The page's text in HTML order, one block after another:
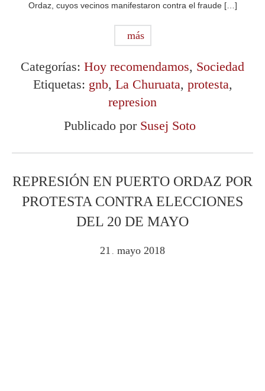
Ordaz, cuyos vecinos manifestaron contra el fraude […]
más
Categorías: Hoy recomendamos, Sociedad
Etiquetas: gnb, La Churuata, protesta,
represion
Publicado por Susej Soto
REPRESIÓN EN PUERTO ORDAZ POR
PROTESTA CONTRA ELECCIONES
DEL 20 DE MAYO
21 . mayo 2018